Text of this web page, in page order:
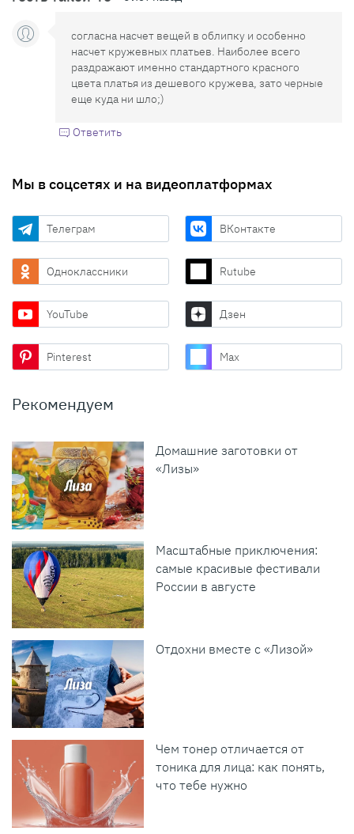
согласна насчет вещей в облипку и особенно
насчет кружевных платьев. Наиболее всего
раздражают именно стандартного красного
цвета платья из дешевого кружева, зато черные
еще куда ни шло;)
Ответить
Мы в соцсетях и на видеоплатформах
Телеграм ВКонтакте
Одноклассники Rutube
YouTube Дзен
Pinterest Max
Рекомендуем
Домашние заготовки от
«Лизы»
Масштабные приключения:
самые красивые фестивали
России в августе
Отдохни вместе с «Лизой»
Чем тонер отличается от
тоника для лица: как понять,
что тебе нужно